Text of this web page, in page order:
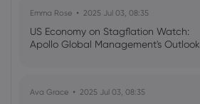
Emma Rose 2025 Jul 03, 08:35
US Economy on Stagflation Watch:
Apollo Global Management's Outlook
Ava Grace 2025 Jul 03, 08:35